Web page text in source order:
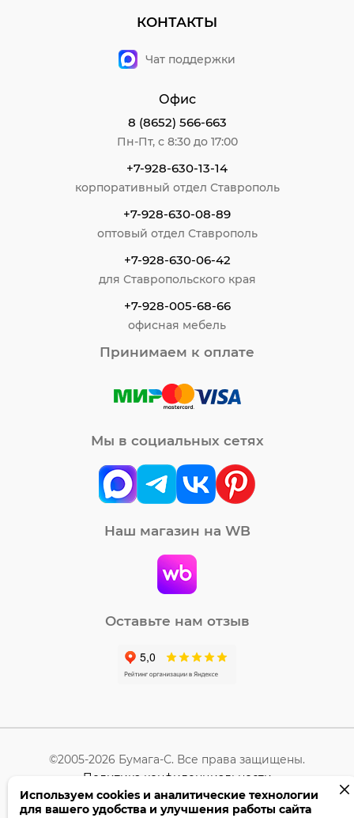
КОНТАКТЫ
Чат поддержки
Офис
8 (8652) 566-663
Пн-Пт, с 8:30 до 17:00
+7-928-630-13-14
корпоративный отдел Ставрополь
+7-928-630-08-89
оптовый отдел Ставрополь
+7-928-630-06-42
для Ставропольского края
+7-928-005-68-66
офисная мебель
Принимаем к оплате
Мы в социальных сетях
Наш магазин на WB
Оставьте нам отзыв
©2005-2026 Бумага-С. Все права защищены.
Политика конфиденциальности
Используем cookies и аналитические технологии
для вашего удобства и улучшения работы сайта